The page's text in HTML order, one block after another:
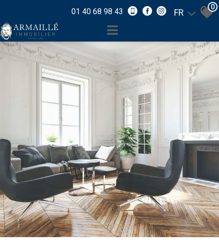
01 40 68 98 43 FR
0